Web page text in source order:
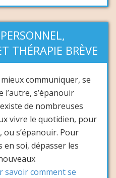
THÉRAPIE BRÈVE
communiquer, se
s’épanouir
de nombreuses
vivre le quotidien, pour
s’épanouir. Pour
soi, dépasser les
savoir comment se